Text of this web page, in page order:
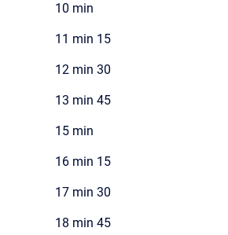
10 min
11 min 15
12 min 30
13 min 45
15 min
16 min 15
17 min 30
18 min 45